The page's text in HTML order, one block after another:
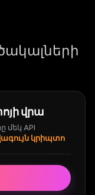
վրա
մեկ API
կրիպտո